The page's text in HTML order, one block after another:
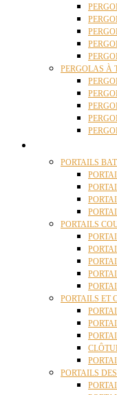
PERGOLAS À
PORTAILS
PORTAILS
PORTAILS ET
PORTAILS